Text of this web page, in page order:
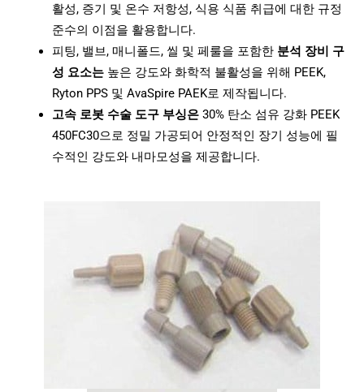
활성, 증기 및 온수 저항성, 식용 식품 취급에 대한 규정
준수의 이점을 활용합니다.
피팅, 밸브, 매니폴드, 씰 및 페룰을 포함한 분석 장비 구
성 요소는높은 강도와 화학적 불활성을 위해 PEEK,
Ryton PPS 및 AvaSpire PAEK로 제작됩니다.
고속 로봇 수술 도구 부싱은30% 탄소 섬유 강화 PEEK
450FC30으로 정밀 가공되어 안정적인 장기 성능에 필
수적인 강도와 내마모성을 제공합니다.